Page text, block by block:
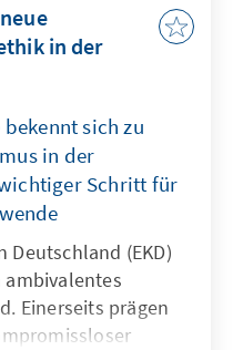
in der
sich zu
in der
Schritt für
Deutschland (EKD)
Einerseits prägen